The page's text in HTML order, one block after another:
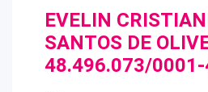
EVELIN
SANTOS DE
48.496.073/